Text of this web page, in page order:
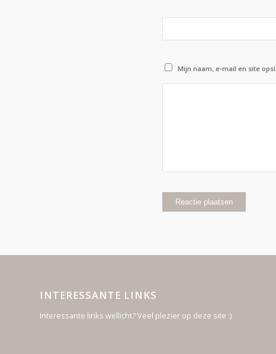
Mijn naam, e-mail en site
INTERESSANTE LINKS
Interessante links wellicht? Veel plezier op deze site :)